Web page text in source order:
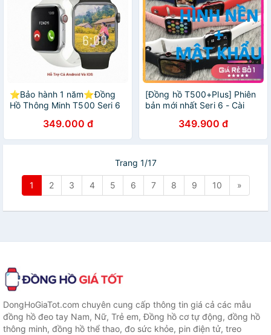
⭐Bảo hành 1 năm⭐️Đồng
Hồ Thông Minh T500 Seri 6
nối bluetooth 5.0
349.000 đ
[Đồng hồ T500+Plus] Phiên
bản mới nhất Seri 6 - Cài
- Chơi được game - Cài mật
khẩu
349.900 đ
Trang 1/17
1 2 3 4 5 6 7 8 9 10 »
DongHoGiaTot.com chuyên cung cấp thông tin giá cả các mẫu
đồng hồ đeo tay Nam, Nữ, Trẻ em, Đồng hồ cơ tự động, đồng hồ
thông minh, đồng hồ thể thao, đo sức khỏe, pin điện tử, treo